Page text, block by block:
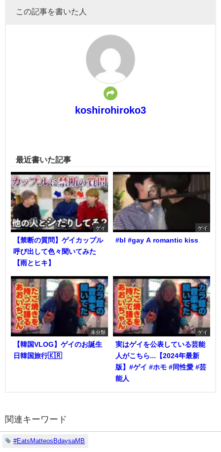
この記事を書いた人
koshirohiroko3
最近書いた記事
ゲイ
【禁断の質問】ゲイカップル
呼び出して色々聞いてみた
【雨とヒキ】
ゲイ
#bl #gay A romantic kiss
未分類
【韓国VLOG】ゲイのお誕生
日韓国旅行🇰🇷
ゲイ
実はゲイを公表している芸能
人がこちら...【2024年最新
版】#ゲイ #ホモ #同性愛 #芸
能人
関連キーワード
#EatsMatteosBdaysaMB